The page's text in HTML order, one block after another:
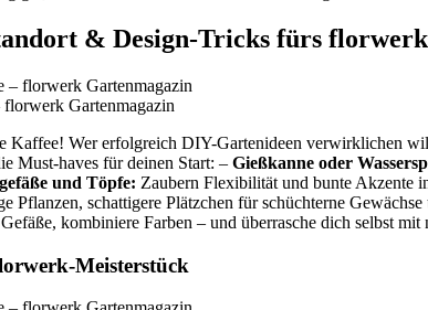
& Design-Tricks fürs
Gartenmagazin
Wer erfolgreich DIY-Gartenideen verwirklichen
Must-haves für deinen Start: – Gießkanne oder
und Töpfe: Zaubern Flexibilität und bunte Akzente
Pflanzen, schattigere Plätzchen für schüchterne
kombiniere Farben – und überrasche dich selbst mit
Meisterstück